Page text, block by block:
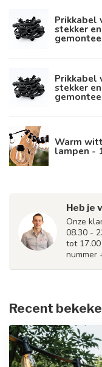
Prikkabel
stekker
Prikkabel
stekker
Warm
lampen -
Heb je
Onze
08.30 -
tot
nummer
Recent